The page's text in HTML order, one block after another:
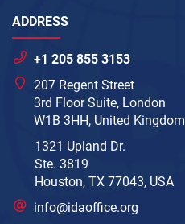
ADDRESS
+1 205 855 3153
207 Regent Street
3rd Floor Suite, London
W1B 3HH, United Kingdom
1321 Upland Dr.
Ste. 3819
Houston, TX 77043, USA
info@idaoffice.org